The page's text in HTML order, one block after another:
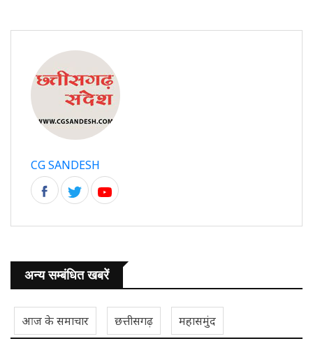
CG SANDESH
अन्य सम्बंधित खबरें
आज के समाचार छत्तीसगढ़ महासमुंद